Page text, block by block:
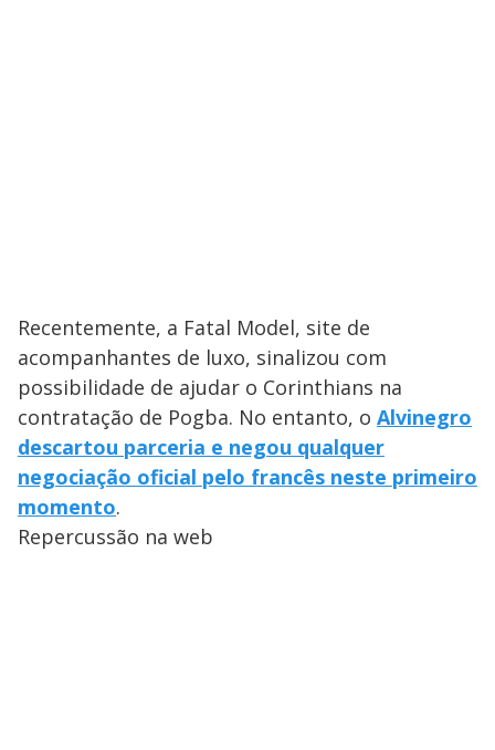
Recentemente, a Fatal Model, site de
acompanhantes de luxo, sinalizou com
possibilidade de ajudar o Corinthians na
contratação de Pogba. No entanto, o Alvinegro
descartou parceria e negou qualquer
negociação oficial pelo francês neste primeiro
momento.
Repercussão na web